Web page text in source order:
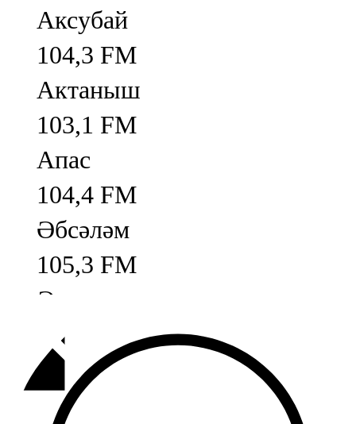
Аксубай
104,3 FM
Актаныш
103,1 FM
Апас
104,4 FM
Әбсәләм
105,3 FM
Әлмәт
92,9 FM
Базарлы матак
107,1 FM